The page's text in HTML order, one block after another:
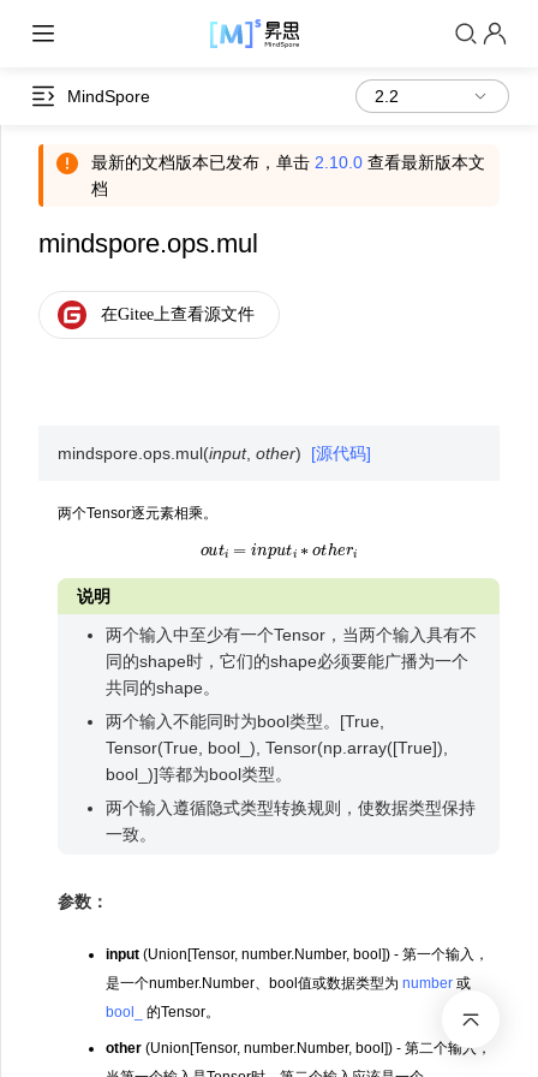
MindSpore
最新的文档版本已发布，单击 2.10.0 查看最新版本文
档
mindspore.ops.mul
mindspore.ops. mul(input,other) [源代码]
两个Tensor逐元素相乘。
ou ti= inputi∗o theri
说明
两个输入中至少有一个Tensor，当两个输入具有不
同的shape时，它们的shape必须要能广播为一个
共同的shape。
两个输入不能同时为bool类型。[True,
Tensor(True, bool_), Tensor(np.array([True]),
bool_)]等都为bool类型。
两个输入遵循隐式类型转换规则，使数据类型保持
一致。
参数：
input (Union[Tensor, number.Number, bool]) - 第一个输入，
是一个number.Number、bool值或数据类型为 number 或
bool_
的Tensor。
other (Union[Tensor, number.Number, bool]) - 第二个输入，